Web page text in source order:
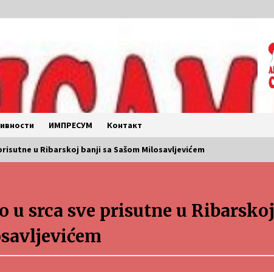
ИМПРЕСУМ Контакт
2 months ago
časopisa Runway u filmu ,,Đavo nosi
u Ribarskoj banji sa Sašom Milosavljevićem
u srca sve prisutne u Ribarskoj